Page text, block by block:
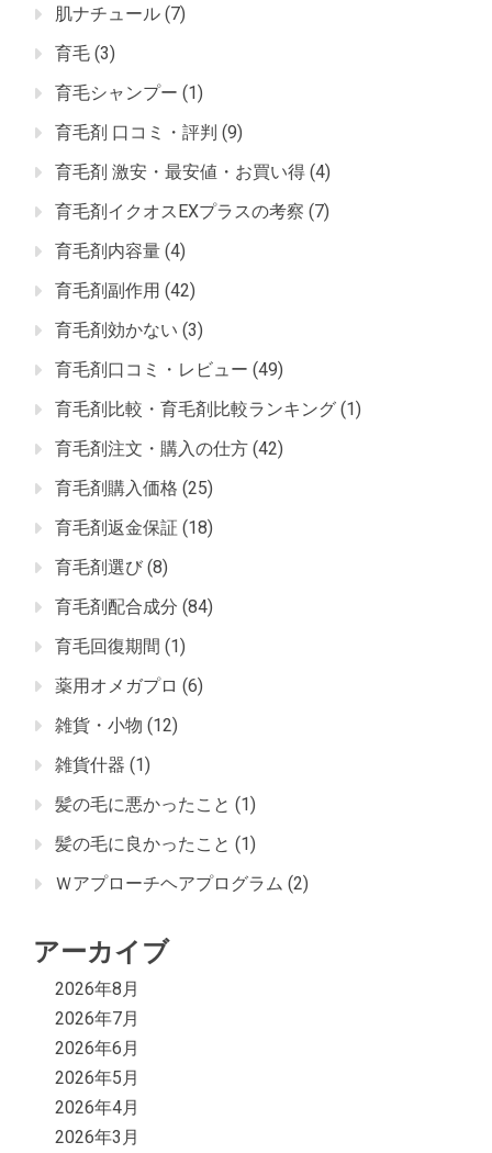
肌ナチュール (7)
育毛 (3)
育毛シャンプー (1)
育毛剤 口コミ・評判 (9)
育毛剤 激安・最安値・お買い得 (4)
育毛剤イクオスEXプラスの考察 (7)
育毛剤内容量 (4)
育毛剤副作用 (42)
育毛剤効かない (3)
育毛剤口コミ・レビュー (49)
育毛剤比較・育毛剤比較ランキング (1)
育毛剤注文・購入の仕方 (42)
育毛剤購入価格 (25)
育毛剤返金保証 (18)
育毛剤選び (8)
育毛剤配合成分 (84)
育毛回復期間 (1)
薬用オメガプロ (6)
雑貨・小物 (12)
雑貨什器 (1)
髪の毛に悪かったこと (1)
髪の毛に良かったこと (1)
Ｗアプローチヘアプログラム (2)
アーカイブ
2026年8月
2026年7月
2026年6月
2026年5月
2026年4月
2026年3月